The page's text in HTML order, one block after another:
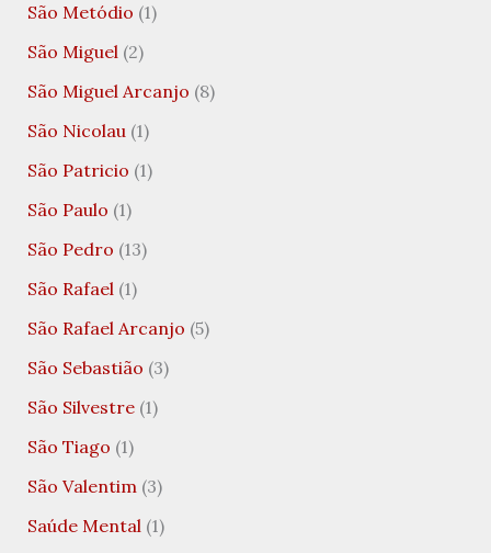
São Metódio (1)
São Miguel(2)
São Miguel Arcanjo (8)
São Nicolau(1)
São Patricio (1)
São Paulo (1)
São Pedro (13)
São Rafael(1)
São Rafael Arcanjo (5)
São Sebastião (3)
São Silvestre(1)
São Tiago (1)
São Valentim(3)
Saúde Mental(1)